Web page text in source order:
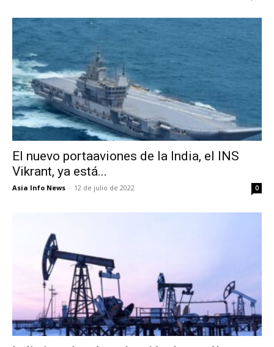
El nuevo portaaviones de la India, el INS
Vikrant, ya está...
Asia Info News - 12 de julio de 2022 0